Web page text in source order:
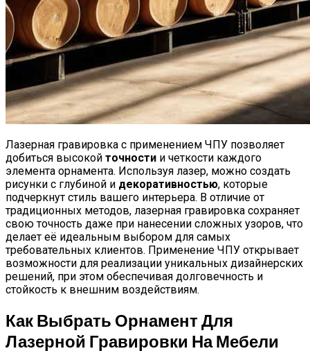
Полезно Ли Спать Днем?
Домашние Рогалики «Баунти»:
Бюджетный Десерт К Чаю
Лазерная гравировка с применением ЧПУ позволяет
добиться высокой точности и четкости каждого
элемента орнамента. Используя лазер, можно создать
рисунки с глубиной и декоративностью, которые
подчеркнут стиль вашего интерьера. В отличие от
традиционных методов, лазерная гравировка сохраняет
свою точность даже при нанесении сложных узоров, что
делает её идеальным выбором для самых
требовательных клиентов. Применение ЧПУ открывает
возможности для реализации уникальных дизайнерских
решений, при этом обеспечивая долговечность и
стойкость к внешним воздействиям.
Как Выбрать Орнамент Для
Лазерной Гравировки На Мебели